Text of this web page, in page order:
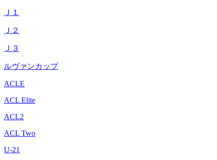
Ｊ１
Ｊ２
Ｊ３
ルヴァンカップ
ACLE
ACL Elite
ACL2
ACL Two
U-21